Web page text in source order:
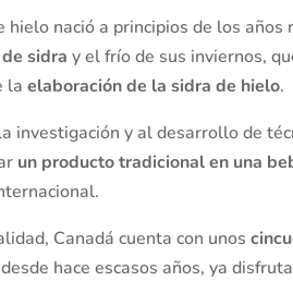
hielo nació a principios de los años
sidra y el frío de sus inviernos,
laelaboración de la sidra de hielo.
investigación y al desarrollo de
un producto tradicional en una
Canadá cuenta con unos
hace escasos años, ya